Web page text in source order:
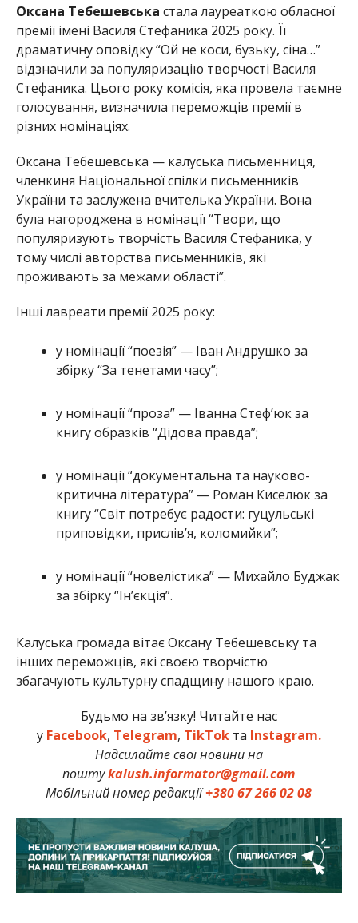
Оксана Тебешевська стала лауреаткою обласної
премії імені Василя Стефаника 2025 року. Її
драматичну оповідку “Ой не коси, бузьку, сіна…”
відзначили за популяризацію творчості Василя
Стефаника. Цього року комісія, яка провела таємне
голосування, визначила переможців премії в
різних номінаціях.
Оксана Тебешевська — калуська письменниця,
членкиня Національної спілки письменників
України та заслужена вчителька України. Вона
була нагороджена в номінації “Твори, що
популяризують творчість Василя Стефаника, у
тому числі авторства письменників, які
проживають за межами області”.
Інші лавреати премії 2025 року:
у номінації “поезія” — Іван Андрушко за
збірку “За тенетами часу”;
у номінації “проза” — Іванна Стеф’юк за
книгу образків “Дідова правда”;
у номінації “документальна та науково-
критична література” — Роман Киселюк за
книгу “Світ потребує радости: гуцульські
приповідки, прислів’я, коломийки”;
у номінації “новелістика” — Михайло Буджак
за збірку “Ін’єкція”.
Калуська громада вітає Оксану Тебешевську та
інших переможців, які своєю творчістю
збагачують культурну спадщину нашого краю.
Будьмо на зв’язку! Читайте нас
у Facebook, Telegram, TikTokта Instagram.
Надсилайте свої новини на
поштуkalush.informator@gmail.com
Мобільний номер редакції+380 67 266 02 08